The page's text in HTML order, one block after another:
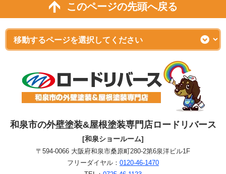
このページの先頭へ戻る
和泉市の外壁塗装&屋根塗装専門店ロードリバース
[和泉ショールーム]
〒594-0066 大阪府和泉市桑原町280-2第6泉洋ビル1F
フリーダイヤル： 0120-46-1470